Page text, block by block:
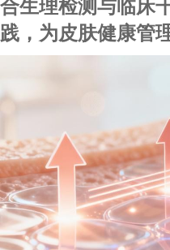
合生理检测与临床
践，为皮肤健康管